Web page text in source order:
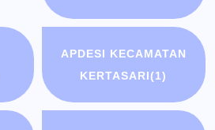
APDESI KECAMATAN
KERTASARI(1)